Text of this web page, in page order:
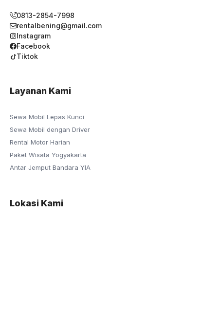
0813-2854-7998
rentalbening@gmail.com
Instagram
Facebook
Tiktok
Layanan Kami
Sewa Mobil Lepas Kunci
Sewa Mobil dengan Driver
Rental Motor Harian
Paket Wisata Yogyakarta
Antar Jemput Bandara YIA
Lokasi Kami